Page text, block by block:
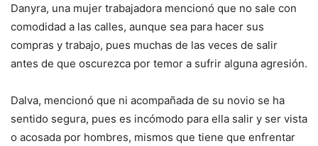
Danyra, una mujer trabajadora mencionó que no sale con
comodidad a las calles, aunque sea para hacer sus
compras y trabajo, pues muchas de las veces de salir
antes de que oscurezca por temor a sufrir alguna agresión.
Dalva, mencionó que ni acompañada de su novio se ha
sentido segura, pues es incómodo para ella salir y ser vista
o acosada por hombres, mismos que tiene que enfrentar